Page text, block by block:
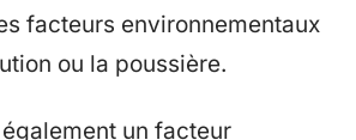
facteurs environnementaux
ou la poussière.
un facteur